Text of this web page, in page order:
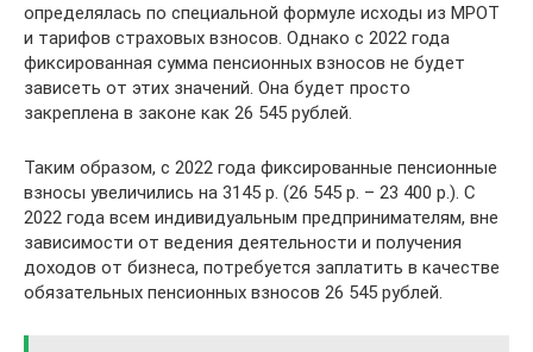
определялась по специальной формуле исходы из МРОТ
и тарифов страховых взносов. Однако с 2022 года
фиксированная сумма пенсионных взносов не будет
зависеть от этих значений. Она будет просто
закреплена в законе как 26 545 рублей.
Таким образом, с 2022 года фиксированные пенсионные
взносы увеличились на 3145 р. (26 545 р. – 23 400 р.). C
2022 года всем индивидуальным предпринимателям, вне
зависимости от ведения деятельности и получения
доходов от бизнеса, потребуется заплатить в качестве
обязательных пенсионных взносов 26 545 рублей.